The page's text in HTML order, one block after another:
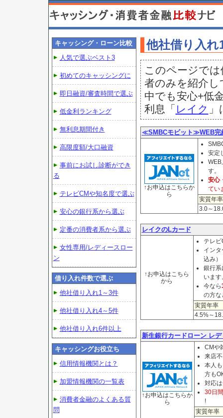
他社借り入
このページで
者のみを紹介
中でも安心+低
利息「 レイク
≪SMBCモビット≫WEB完
↑お申込はこちらか
ら
安定
WEB
す。
安心
てい
実質年率
3.0～
レイクのLカード
↑お申込はこちら
から
テレ
イン
込み）
銀行系
います
今なら
の方な
実質年率
4.5%～
新生銀行カードローン レ
↑お申込はこちらか
ら
CMや
来店
本人
方も
対応
30日
!
実質年率
キャッシング・ローン比較
人気で選ぶベスト3
初めてのキャッシングに
即日融資/審査時間で選ぶ
低金利ランキング
無利息期間付き
高限度額/大口融資
事前にお試し診断ができ
る
テレビCMや知名度で選ぶ
安心の銀行系から選ぶ
定番の消費者系から選ぶ
女性専用/レディースロー
ン
借り入れ件数で選ぶ
他社借り入れ1～3件
他社借り入れ4～5件
他社借り入れ6件以上
キャッシングお役立ち
信用情報機関とは？
加盟情報機関の一覧表
消費者金融のよくある質
問